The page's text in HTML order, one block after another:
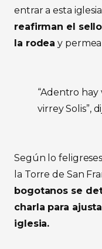
entrar a esta
reafirman el
la rodea y
“Adentro hay
virrey Solis”,
Según lo
la Torre de San
bogotanos se
charla para
iglesia.